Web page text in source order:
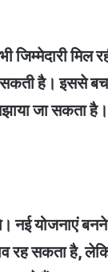
मिल
सकती है। इससे
जा सकता
नई योजनाएं
रह सकता है,